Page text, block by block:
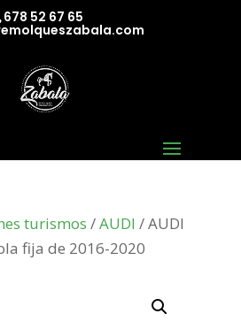
678 52 67 65
turismos /AUDI / AUDI
fija de 2016-2020